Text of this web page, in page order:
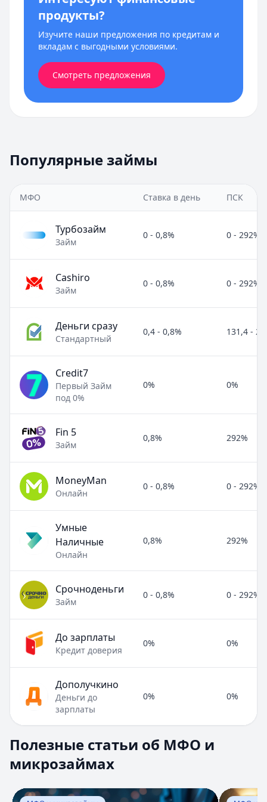
продукты?
Изучите наши предложения по кредитам и
вкладам с выгодными условиями.
Смотреть предложения
Популярные займы
МФО Ставка в день ПСК
Турбозайм
Займ
0 - 0,8% 0 - 292%
Cashiro
Займ
0 - 0,8% 0 - 292%
Деньги сразу
Стандартный
0,4 - 0,8% 131,4 -
Credit7
Первый Займ
под 0%
0% 0%
Fin 5
Займ
0,8% 292%
MoneyMan
Онлайн
0 - 0,8% 0 - 292%
Умные
Наличные
Онлайн
0,8% 292%
Срочноденьги
Займ
0 - 0,8% 0 - 292%
До зарплаты
Кредит доверия
0% 0%
Дополучкино
Деньги до
зарплаты
0% 0%
Раздел:МФО и микрозаймы. Всего статей: 8.
Займ под расписку
Нужны деньги срочно? Рассмотрите займ под
Опубликовано:17 ноября 2025 г.
Полезные статьи об МФО и
микрозаймах
Перейти к статье:Займ под расписку Перейти